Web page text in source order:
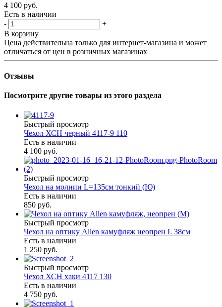
4 100 руб.
Есть в наличии
-
+
В корзину
Цена действительна только для интернет-магазина и может
отличаться от цен в розничных магазинах
Отзывы
Посмотрите другие товары из этого раздела
Быстрый просмотр
Чехол ХСН черный 4117-9 110
Есть в наличии
4 100 руб.
Быстрый просмотр
Чехол на молнии L=135см тонкий (Ю)
Есть в наличии
850 руб.
Быстрый просмотр
Чехол на оптику Allen камуфляж неопрен L 38см
Есть в наличии
1 250 руб.
Быстрый просмотр
Чехол ХСН хаки 4117 130
Есть в наличии
4 750 руб.